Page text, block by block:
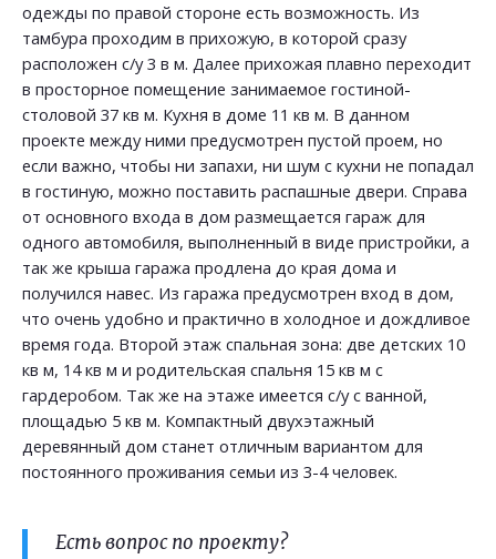
одежды по правой стороне есть возможность. Из
тамбура проходим в прихожую, в которой сразу
расположен с/у 3 в м. Далее прихожая плавно переходит
в просторное помещение занимаемое гостиной-
столовой 37 кв м. Кухня в доме 11 кв м. В данном
проекте между ними предусмотрен пустой проем, но
если важно, чтобы ни запахи, ни шум с кухни не попадал
в гостиную, можно поставить распашные двери. Справа
от основного входа в дом размещается гараж для
одного автомобиля, выполненный в виде пристройки, а
так же крыша гаража продлена до края дома и
получился навес. Из гаража предусмотрен вход в дом,
что очень удобно и практично в холодное и дождливое
время года. Второй этаж спальная зона: две детских 10
кв м, 14 кв м и родительская спальня 15 кв м с
гардеробом. Так же на этаже имеется с/у с ванной,
площадью 5 кв м. Компактный двухэтажный
деревянный дом станет отличным вариантом для
постоянного проживания семьи из 3-4 человек.
Есть вопрос по проекту?